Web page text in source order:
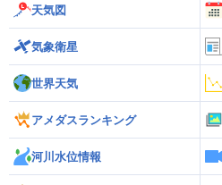
天気図
気象衛星
世界天気
アメダスランキング
河川水位情報